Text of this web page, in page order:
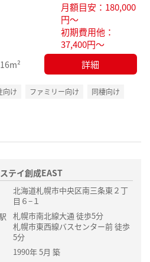
録
月額目安：180,000
円～
初期費用他：
37,400円～
詳細
向け ファミリー向け
同棲向け
テイ創成EAST
北海道札幌市中央区南三条東２丁
目６−１
札幌市南北線大通 徒歩5分
札幌市東西線バスセンター前 徒歩
5分
1990年 5月 築